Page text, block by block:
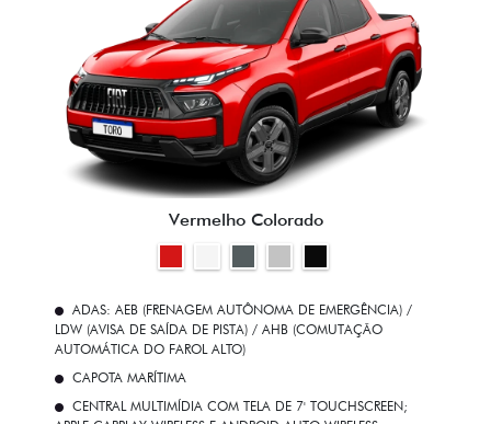
Vermelho Colorado
ADAS: AEB (FRENAGEM AUTÔNOMA DE EMERGÊNCIA) /
LDW (AVISA DE SAÍDA DE PISTA) / AHB (COMUTAÇÃO
AUTOMÁTICA DO FAROL ALTO)
CAPOTA MARÍTIMA
CENTRAL MULTIMÍDIA COM TELA DE 7' TOUCHSCREEN;